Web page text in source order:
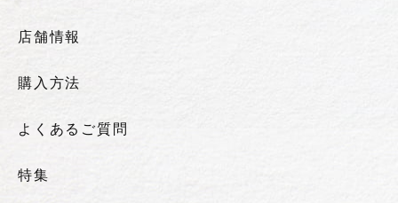
店舗情報
購入方法
よくあるご質問
特集